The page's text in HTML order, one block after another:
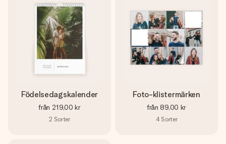
Födelsedagskalender
från 219,00 kr
2 Sorter
Foto-klistermärken
från 89,00 kr
4 Sorter